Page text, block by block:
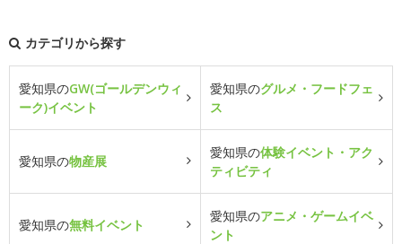
カテゴリから探す
愛知県のGW(ゴールデンウィ
ーク)イベント
愛知県のグルメ・フードフェ
ス
愛知県の物産展
愛知県の体験イベント・アク
ティビティ
愛知県の無料イベント
愛知県のアニメ・ゲームイベ
ント